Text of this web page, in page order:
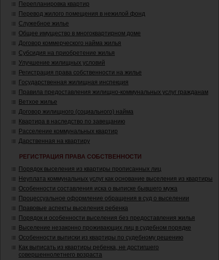
Перепланировка квартир
Перевод жилого помещения в нежилой фонд
Служебное жилье
Общее имущество в многоквартирном доме
Договор коммерческого найма жилья
Субсидия на приобретение жилья
Улучшение жилищных условий
Регистрация права собственности на жилье
Государственная жилищная инспекция
Правила предоставления жилищно-коммунальных услуг гражданам
Ветхое жилье
Договор жилищного (социального) найма
Квартира в наследство по завещанию
Расселение коммунальных квартир
Дарственная на квартиру
РЕГИСТРАЦИЯ ПРАВА СОБСТВЕННОСТИ
Порядок выселения из квартиры прописанных лиц
Неуплата коммунальных услуг как основание выселения из квартиры
Особенности составления иска о выписке бывшего мужа
Процессуальное оформление обращения в суд о выселении
Правовые аспекты выселения ребенка
Порядок и особенности выселения без предоставления жилья
Выселение незаконно проживающих лиц в судебном порядке
Особенности выписки из квартиры по судебному решению
Как выписать из квартиры ребенка, не достигшего
совершеннолетнего возраста